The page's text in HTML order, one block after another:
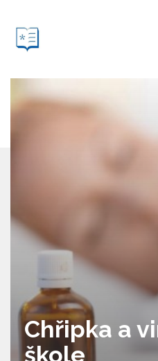
Chřipka a
škole